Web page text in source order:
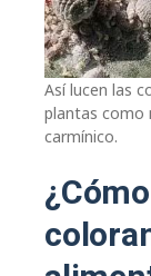
Así lucen las
plantas como
carmínico.